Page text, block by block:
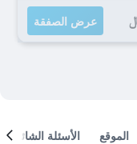
عرض الصفقة
الموقع الأسئلة الشائعة